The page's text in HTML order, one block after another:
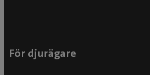
För djurägare